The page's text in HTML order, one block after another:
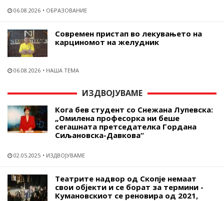
06.08.2026 ОБРАЗОВАНИЕ
Современ пристап во лекувањето на
карциномот на желудник
06.08.2026 НАША ТЕМА
ИЗДВОЈУВАМЕ
Кога бев студент со Снежана Лупевска:
„Омилена професорка ни беше
сегашната претседателка Гордана
Сиљановска-Давкова“
02.05.2025 ИЗДВОЈУВАМЕ
Театрите надвор од Скопје немаат
свои објекти и се борат за термини -
Кумановскиот се реновира од 2021,